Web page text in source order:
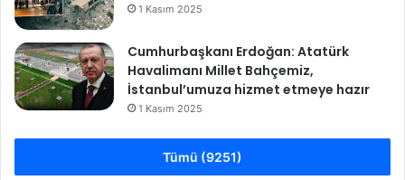
1 Kasım 2025
Cumhurbaşkanı Erdoğan: Atatürk
Havalimanı Millet Bahçemiz,
İstanbul’umuza hizmet etmeye hazır
1 Kasım 2025
Tümü (9251)